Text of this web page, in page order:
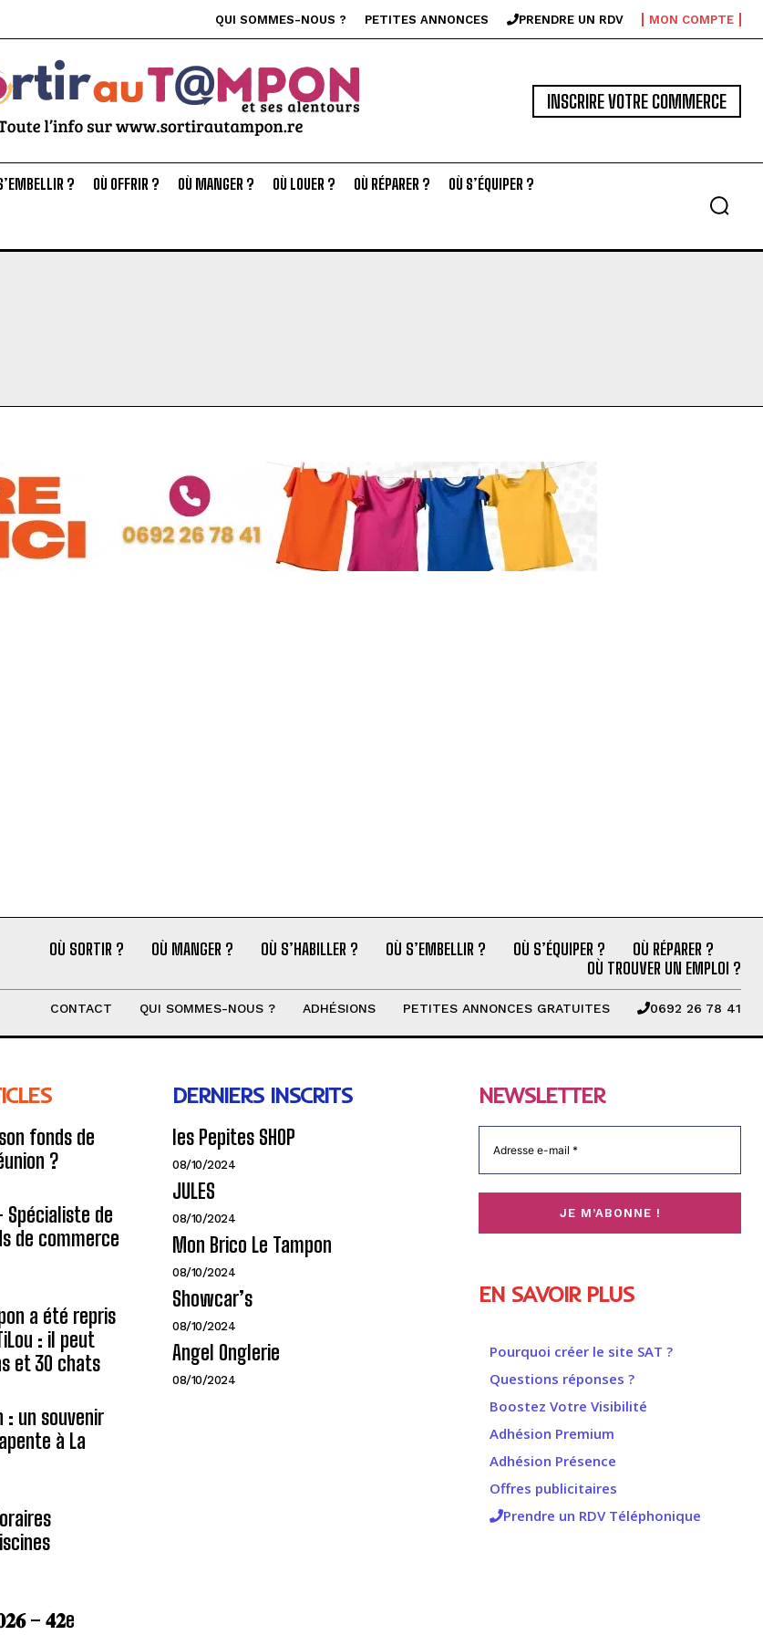
QUI SOMMES-NOUS ? PETITES ANNONCES PRENDRE UN RDV MON COMPTE
INSCRIRE VOTRE COMMERCE
? OÙ OFFRIR ? OÙ MANGER ? OÙ LOUER ? OÙ RÉPARER ? OÙ S’ÉQUIPER ?
OÙ SORTIR ? OÙ MANGER ? OÙ S’HABILLER ? OÙ S’EMBELLIR ? OÙ S’ÉQUIPER ?
OÙ RÉPARER ?
OÙ TROUVER UN EMPLOI ?
CONTACT QUI SOMMES-NOUS ? ADHÉSIONS PETITES ANNONCES GRATUITES 0692 26 78 41
fonds de
?
Spécialiste de
de commerce
a été repris
: il peut
et 30 chats
: un souvenir
à La
– 𝟒𝟐e
DERNIERS INSCRITS
les Pepites SHOP
08/10/2024
JULES
08/10/2024
Mon Brico Le Tampon
08/10/2024
Showcar’s
08/10/2024
Angel Onglerie
08/10/2024
NEWSLETTER
EN SAVOIR PLUS
Pourquoi créer le site SAT ?
Questions réponses ?
Boostez Votre Visibilité
Adhésion Premium
Adhésion Présence
Offres publicitaires
Prendre un RDV Téléphonique